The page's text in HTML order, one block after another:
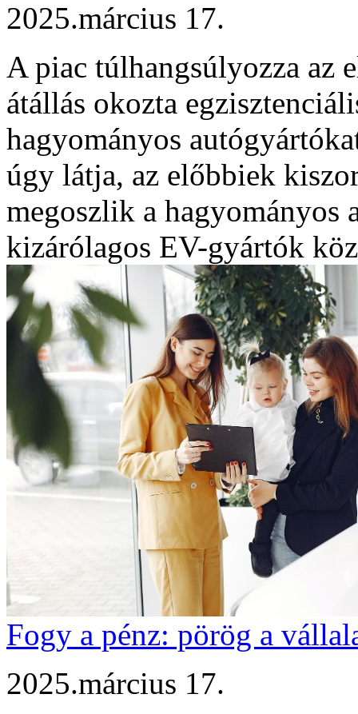
2025.március 17.
A piac túlhangsúlyozza az
átállás okozta
hagyományos
úgy látja, az előbbiek
megoszlik a hagyományos
kizárólagos EV-gyártók
Fogy a pénz: pörög a
2025.március 17.